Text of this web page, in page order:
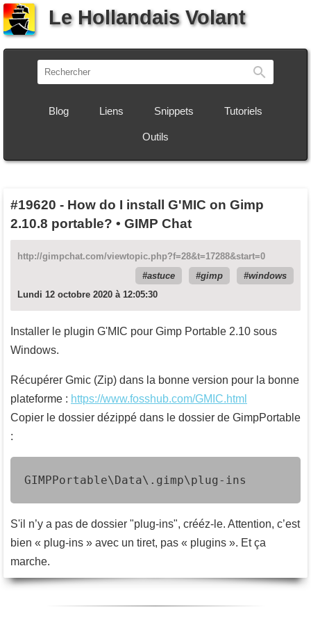
Le Hollandais Volant
Blog Liens Snippets Tutoriels
Outils
#19620 - How do I install G'MIC on Gimp
2.10.8 portable? • GIMP Chat
http://gimpchat.com/viewtopic.php?f=28&t=17288&start=0
astuce
gimp
windows
Lundi 12 octobre 2020 à 12:05:30
Installer le plugin G'MIC pour Gimp Portable 2.10 sous
Windows.
Récupérer Gmic (Zip) dans la bonne version pour la bonne
plateforme : https://www.fosshub.com/GMIC.html
Copier le dossier dézippé dans le dossier de GimpPortable
:
GIMPPortable\Data\.gimp\plug-ins
S'il n’y a pas de dossier "plug-ins", crééz-le. Attention, c’est
bien « plug-ins » avec un tiret, pas « plugins ». Et ça
marche.